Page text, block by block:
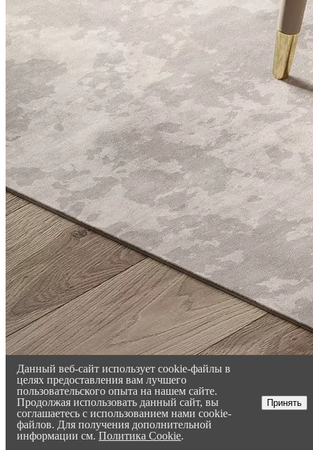
Данный веб-сайт использует cookie-файлы в
целях предоставления вам лучшего
пользовательского опыта на нашем сайте.
Продолжая использовать данный сайт, вы
соглашаетесь с использованием нами cookie-
файлов. Для получения дополнительной
информации см.Политика Cookie.
Принять